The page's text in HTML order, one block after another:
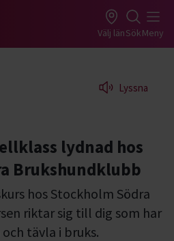
Välj länSökMeny
Lyssna
lydnad hos
Brukshundklubb
hos Stockholm Södra
riktar sig till dig som har
tävla i bruks.